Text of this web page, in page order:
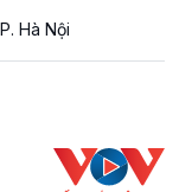
Hà Nội